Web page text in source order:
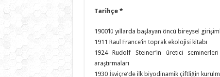
Tarihçe *
1900’lü yıllarda başlayan öncü bireysel
1911 Raul France’in toprak ekolojisi kitabı
1924 Rudolf Steiner’in üretici
araştırmaları
1930 İsviçre’de ilk biyodinamik çiftliğin